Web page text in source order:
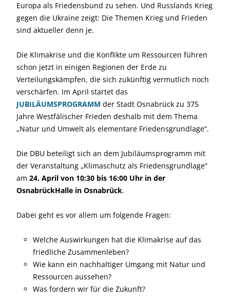
Europa als Friedensbund zu sehen. Und Russlands Krieg
gegen die Ukraine zeigt: Die Themen Krieg und Frieden
sind aktueller denn je.
Die Klimakrise und die Konflikte um Ressourcen führen
schon jetzt in einigen Regionen der Erde zu
Verteilungskämpfen, die sich zukünftig vermutlich noch
verschärfen. Im April startet das
JUBILÄUMSPROGRAMM der Stadt Osnabrück zu 375
Jahre Westfälischer Frieden deshalb mit dem Thema
„Natur und Umwelt als elementare Friedensgrundlage“.
Die DBU beteiligt sich an dem Jubiläumsprogramm mit
der Veranstaltung „Klimaschutz als Friedensgrundlage“
am 24. April von 10:30 bis 16:00 Uhr in der
OsnabrückHalle in Osnabrück.
Dabei geht es vor allem um folgende Fragen:
Welche Auswirkungen hat die Klimakrise auf das
friedliche Zusammenleben?
Wie kann ein nachhaltiger Umgang mit Natur und
Ressourcen aussehen?
Was fordern wir für die Zukunft?